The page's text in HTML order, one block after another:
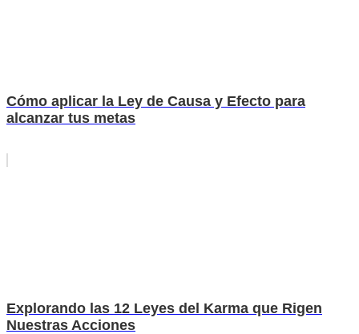
Cómo aplicar la Ley de Causa y Efecto para
alcanzar tus metas
Explorando las 12 Leyes del Karma que Rigen
Nuestras Acciones